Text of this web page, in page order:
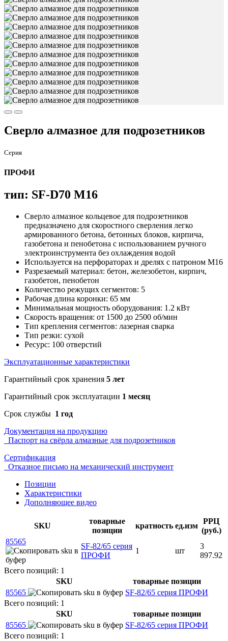
Сверло алмазное для подрозетников
Серия
ПРОФИ
тип: SF-D70 M16
Сверло алмазное кольцевое для подрозетников
предназначено для скоростного сверления легко
армированного бетона, бетонных блоков, кирпича,
газобетона и пенобетона с использованием ручного
электроинструмента без охлаждения водой
Используется на перфораторах и дрелях с патроном M16
Разрезаемый материал: бетон, железобетон, кирпич,
газобетон, пенобетон
Количество режущих сегментов: 5
Рабочая длина коронки: 65 мм
Минимальная мощность оборудования: 1.2 кВт
Скорость вращения: от 1500 до 2500 об/мин
Тип крепления сегментов: лазерная сварка
Тип резки: сухой
Ресурс: 100 отверстий
Эксплуатационные характеристики
Гарантийный срок хранения 5 лет
Гарантийный срок эксплуатации 1 месяц
Срок службы 1 год
Документация на продукцию
Паспорт на свёрла алмазные для подрозетников
Сертификация
Отказное письмо на механический инструмент
Позиции
Характеристики
Дополняющее видео
SKU
товарные
позиции
кратность ед.изм
РРЦ
(руб.)
85565
SF-82/65 серия
ПРОФИ
1 шт
3
897.92
Всего позиций: 1
SKU
товарные позиции
85565
SF-82/65 серия ПРОФИ
Всего позиций: 1
SKU
товарные позиции
85565
SF-82/65 серия ПРОФИ
Всего позиций: 1